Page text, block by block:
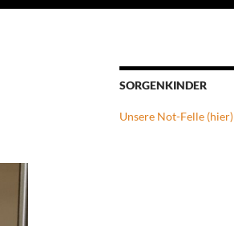
SORGENKINDER
Unsere Not-Felle (hier)